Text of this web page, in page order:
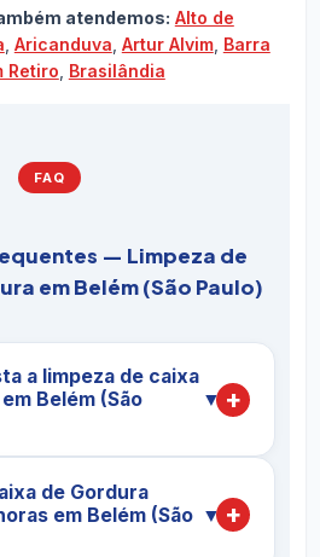
atendemos: Alto de
Aricanduva Artur Alvim, Barra
Retiro Brasilândia
FAQ
— Limpeza de
em Belém (São Paulo)
a limpeza de caixa
Belém (São
▼
varia conforme a
(em litros), o nível de
de Gordura
em Belém (São ▼